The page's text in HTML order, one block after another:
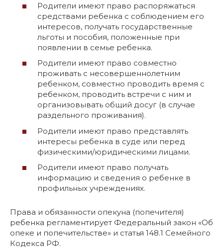
Родители имеют право распоряжаться
средствами ребенка с соблюдением его
интересов, получать государственные
льготы и пособия, положенные при
появлении в семье ребенка.
Родители имеют право совместно
проживать с несовершеннолетним
ребенком, совместно проводить время с
ребенком, проводить встречи с ним и
организовывать общий досуг (в случае
раздельного проживания).
Родители имеют право представлять
интересы ребенка в суде или перед
физическими/юридическими лицами.
Родители имеют право получать
информацию и сведения о ребенке в
профильных учреждениях.
Права и обязанности опекуна (попечителя)
ребенка регламентирует Федеральный закон «Об
опеке и попечительстве» и статья 148.1 Семейного
Кодекса РФ.